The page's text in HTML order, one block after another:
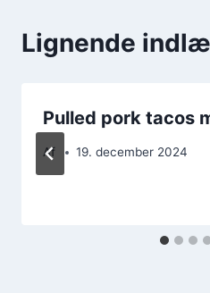
Lignende
Pulled pork tacos
Af 19. december 2024